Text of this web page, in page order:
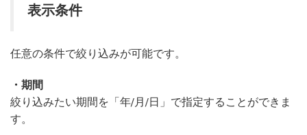
表示条件
任意の条件で絞り込みが可能です。
・期間
絞り込みたい期間を「年/月/日」で指定することができま
す。